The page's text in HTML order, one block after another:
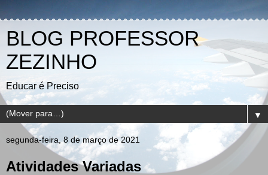
BLOG PROFESSOR
ZEZINHO
Educar é Preciso
▼
segunda-feira, 8 de março de 2021
Atividades Variadas